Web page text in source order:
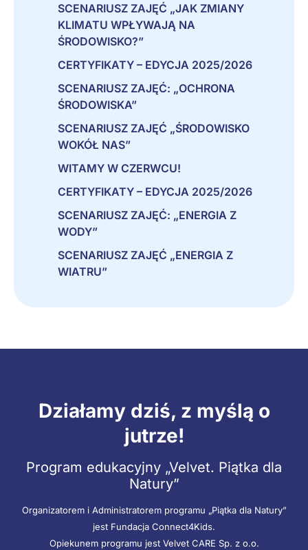
SCENARIUSZ ZAJĘĆ „JAK ZMIANY
KLIMATU WPŁYWAJĄ NA
ŚRODOWISKO?”
CERTYFIKATY – EDYCJA 2025/2026
SCENARIUSZ ZAJĘĆ: „OCHRONA
ŚRODOWISKA”
SCENARIUSZ ZAJĘĆ „ŚRODOWISKO
WOKÓŁ NAS”
WITAMY W CZERWCU!
CERTYFIKATY – EDYCJA 2025/2026
SCENARIUSZ ZAJĘĆ: „ENERGIA Z
WODY”
SCENARIUSZ ZAJĘĆ „ENERGIA Z
WIATRU”
Działamy dziś, z myślą o
jutrze!
Program edukacyjny „Velvet. Piątka dla
Natury”
Organizatorem i Administratorem programu „Piątka dla Natury”
jest Fundacja Connect4Kids.
Opiekunem programu jest Velvet CARE Sp. z o.o.